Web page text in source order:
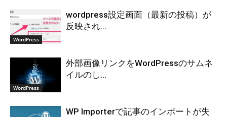
WordPress
wordpress設定画面（最新の投稿）が
反映され...
WordPress
外部画像リンクをWordPressのサムネ
イルのし...
WP Importerで記事のインポートが失